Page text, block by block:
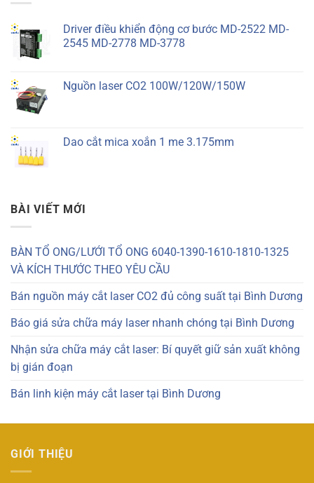
Driver điều khiển động cơ bước MD-2522 MD-
2545 MD-2778 MD-3778
Nguồn laser CO2 100W/120W/150W
Dao cắt mica xoắn 1 me 3.175mm
BÀI VIẾT MỚI
BÀN TỔ ONG/LƯỚI TỔ ONG 6040-1390-1610-1810-1325
VÀ KÍCH THƯỚC THEO YÊU CẦU
Bán nguồn máy cắt laser CO2 đủ công suất tại Bình Dương
Báo giá sửa chữa máy laser nhanh chóng tại Bình Dương
Nhận sửa chữa máy cắt laser: Bí quyết giữ sản xuất không
bị gián đoạn
Bán linh kiện máy cắt laser tại Bình Dương
GIỚI THIỆU